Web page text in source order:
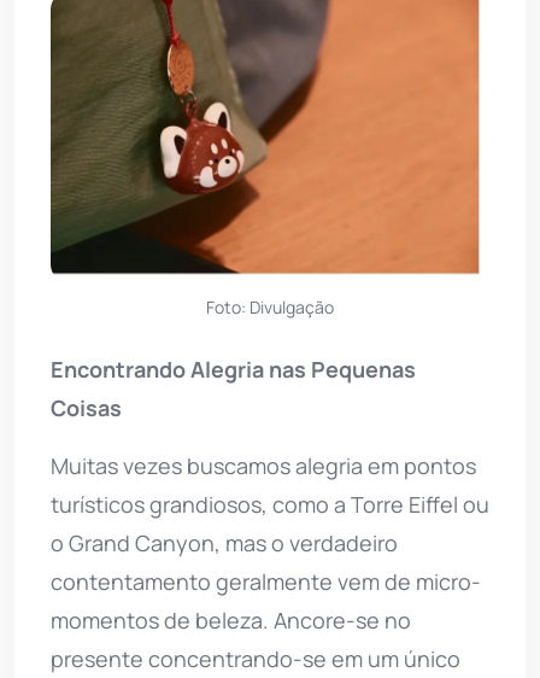
Foto: Divulgação
Encontrando Alegria nas Pequenas
Coisas
Muitas vezes buscamos alegria em pontos
turísticos grandiosos, como a Torre Eiffel ou
o Grand Canyon, mas o verdadeiro
contentamento geralmente vem de micro-
momentos de beleza. Ancore-se no
presente concentrando-se em um único